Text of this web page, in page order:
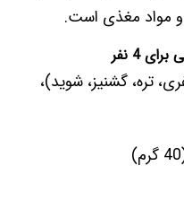
و مواد مغذی است.
4 نفر
تره، گشنیز، شوید)،